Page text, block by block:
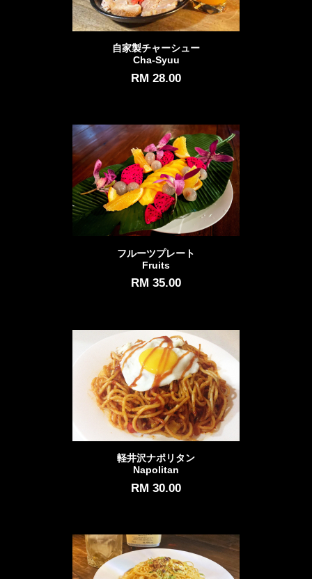
自家製チャーシュー
Cha-Syuu
RM 28.00
フルーツプレート
Fruits
RM 35.00
軽井沢ナポリタン
Napolitan
RM 30.00